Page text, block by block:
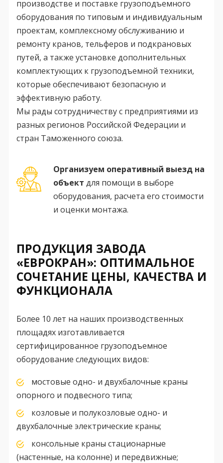
производстве и поставке грузоподъемного
оборудования по типовым и индивидуальным
проектам, комплексному обслуживанию и
ремонту кранов, тельферов и подкрановых
путей, а также установке дополнительных
комплектующих к грузоподъемной техники,
которые обеспечивают безопасную и
эффективную работу.
Мы рады сотрудничеству с предприятиями из
разных регионов Российской Федерации и
стран Таможенного союза.
Организуем оперативный выезд на
объект для помощи в выборе
оборудования, расчета его стоимости
и оценки монтажа.
ПРОДУКЦИЯ ЗАВОДА
«ЕВРОКРАН»: ОПТИМАЛЬНОЕ
СОЧЕТАНИЕ ЦЕНЫ, КАЧЕСТВА И
ФУНКЦИОНАЛА
Более 10 лет на наших производственных
площадях изготавливается
сертифицированное грузоподъемное
оборудование следующих видов:
мостовые одно- и двухбалочные краны
опорного и подвесного типа;
козловые и полукозловые одно- и
двухбалочные электрические краны;
консольные краны стационарные
(настенные, на колонне) и передвижные;